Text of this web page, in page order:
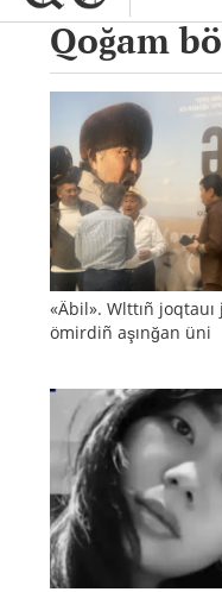
Qoğam
«Äbil». Wlttıñ joqtauı
ömirdiñ aşınğan üni